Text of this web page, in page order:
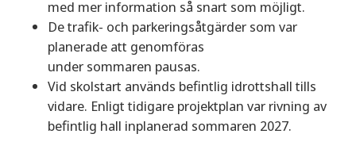
med mer information så snart som möjligt.
De trafik- och parkeringsåtgärder som var
planerade att genomföras
under sommaren pausas.
Vid skolstart används befintlig idrottshall tills
vidare. Enligt tidigare projektplan var rivning av
befintlig hall inplanerad sommaren 2027.